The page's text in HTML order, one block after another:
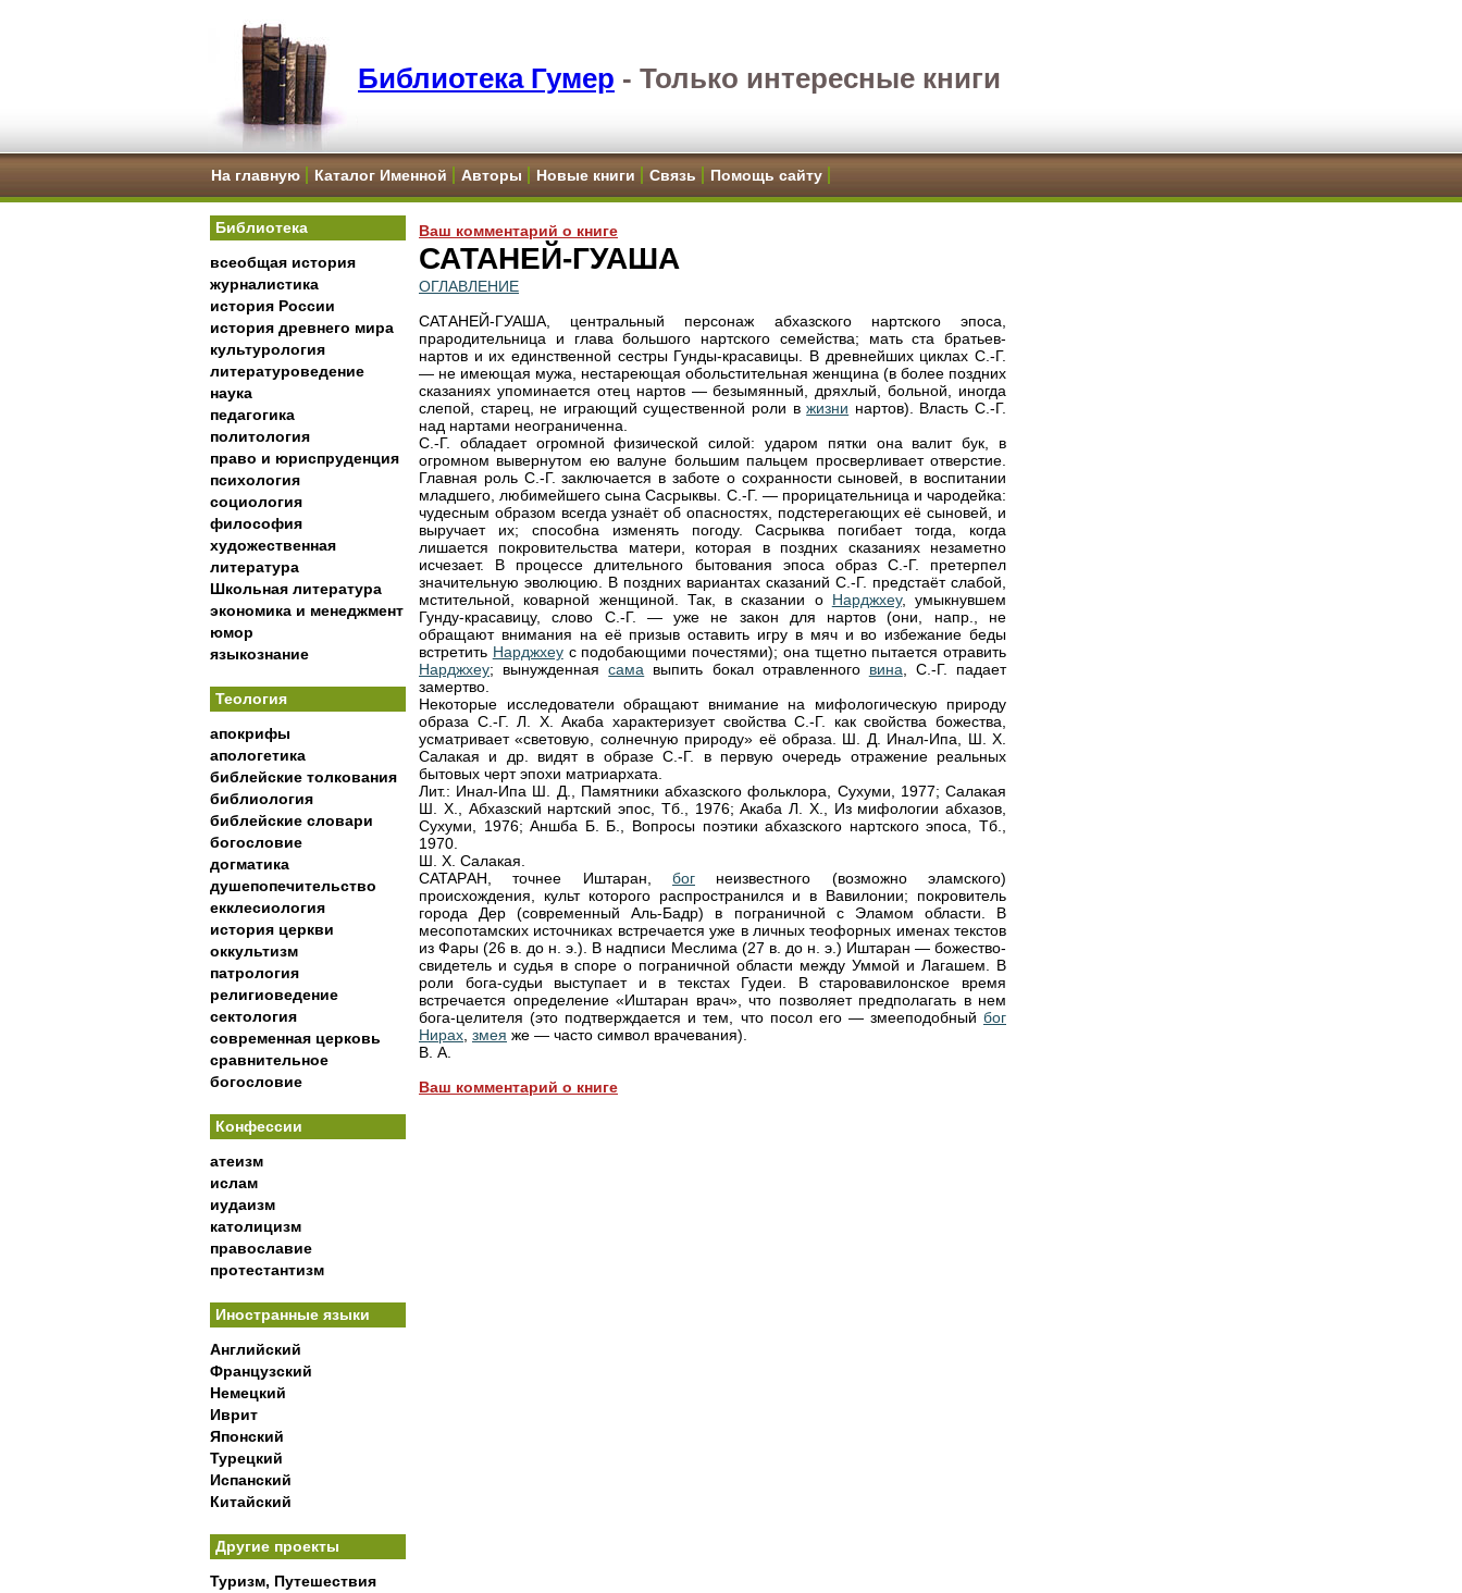
Библиотека Гумер - Только интересные книги
На главную Каталог Именной Авторы Новые книги Связь Помощь сайту
Библиотека
всеобщая история
журналистика
история России
история древнего мира
культурология
литературоведение
наука
педагогика
политология
право и юриспруденция
психология
социология
философия
художественная
литература
Школьная литература
экономика и менеджмент
юмор
языкознание
Теология
апокрифы
апологетика
библейские толкования
библиология
библейские словари
богословие
догматика
душепопечительство
екклесиология
история церкви
оккультизм
патрология
религиоведение
сектология
современная церковь
сравнительное
богословие
Конфессии
атеизм
ислам
иудаизм
католицизм
православие
протестантизм
Иностранные языки
Английский
Французский
Немецкий
Иврит
Японский
Турецкий
Испанский
Китайский
Другие проекты
Туризм, Путешествия
Ваш комментарий о книге
САТАНЕЙ-ГУАША
ОГЛАВЛЕНИЕ
САТАНЕЙ-ГУАША, центральный персонаж абхазского нартского эпоса,
прародительница и глава большого нартского семейства; мать ста братьев-
нартов и их единственной сестры Гунды-красавицы. В древнейших циклах С.-Г.
— не имеющая мужа, нестареющая обольстительная женщина (в более поздних
сказаниях упоминается отец нартов — безымянный, дряхлый, больной, иногда
слепой, старец, не играющий существенной роли вжизни нартов). Власть С.-Г.
над нартами неограниченна.
С.-Г. обладает огромной физической силой: ударом пятки она валит бук, в
огромном вывернутом ею валуне большим пальцем просверливает отверстие.
Главная роль С.-Г. заключается в заботе о сохранности сыновей, в воспитании
младшего, любимейшего сына Сасрыквы. С.-Г. — прорицательница и чародейка:
чудесным образом всегда узнаёт об опасностях, подстерегающих её сыновей, и
выручает их; способна изменять погоду. Сасрыква погибает тогда, когда
лишается покровительства матери, которая в поздних сказаниях незаметно
исчезает. В процессе длительного бытования эпоса образ С.-Г. претерпел
значительную эволюцию. В поздних вариантах сказаний С.-Г. предстаёт слабой,
мстительной, коварной женщиной. Так, в сказании о Нарджхеу, умыкнувшем
Гунду-красавицу, слово С.-Г. — уже не закон для нартов (они, напр., не
обращают внимания на её призыв оставить игру в мяч и во избежание беды
встретить Нарджхеус подобающими почестями); она тщетно пытается отравить
Нарджхеу; вынужденнаясама выпить бокал отравленного вина , С.-Г. падает
замертво.
Некоторые исследователи обращают внимание на мифологическую природу
образа С.-Г. Л. X. Акаба характеризует свойства С.-Г. как свойства божества,
усматривает «световую, солнечную природу» её образа. Ш. Д. Инал-Ипа, Ш. X.
Салакая и др. видят в образе С.-Г. в первую очередь отражение реальных
бытовых черт эпохи матриархата.
Лит.: Инал-Ипа Ш. Д., Памятники абхазского фольклора, Сухуми, 1977; Салакая
Ш. X., Абхазский нартский эпос, Тб., 1976; Акаба Л. X., Из мифологии абхазов,
Сухуми, 1976; Аншба Б. Б., Вопросы поэтики абхазского нартского эпоса, Тб.,
1970.
Ш. X. Салакая.
CATAPАH, точнее Иштаран, бог неизвестного (возможно эламского)
происхождения, культ которого распространился и в Вавилонии; покровитель
города Дер (современный Аль-Бадр) в пограничной с Эламом области. В
месопотамских источниках встречается уже в личных теофорных именах текстов
из Фары (26 в. до н. э.). В надписи Меслима (27 в. до н. э.) Иштаран — божество-
свидетель и судья в споре о пограничной области между Уммой и Лагашем. В
роли бога-судьи выступает и в текстах Гудеи. В старовавилонское время
встречается определение «Иштаран врач», что позволяет предполагать в нем
бога-целителя (это подтверждается и тем, что посол его — змееподобный бог
Нирах змея же — часто символ врачевания).
В. А.
Ваш комментарий о книге